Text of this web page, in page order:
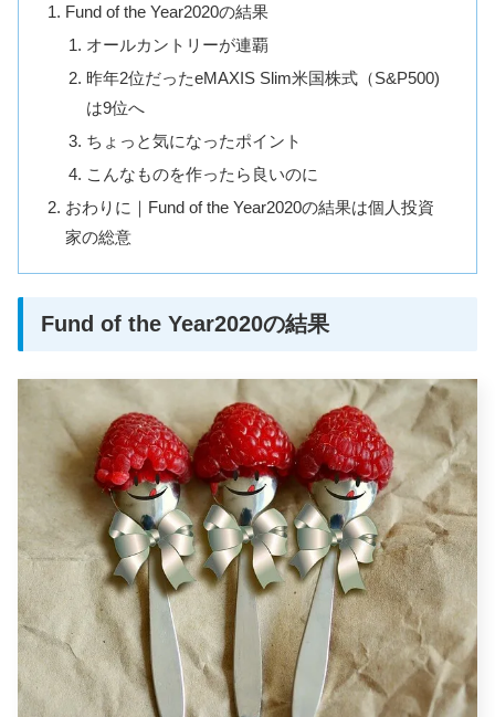
Fund of the Year2020の結果
オールカントリーが連覇
昨年2位だったeMAXIS Slim米国株式（S&P500)
は9位へ
ちょっと気になったポイント
こんなものを作ったら良いのに
おわりに｜Fund of the Year2020の結果は個人投資
家の総意
Fund of the Year2020の結果